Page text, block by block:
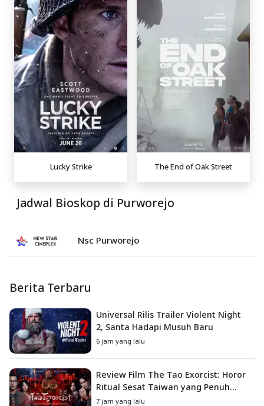
Lucky Strike The End of Oak Street
Jadwal Bioskop di Purworejo
Nsc Purworejo
Berita Terbaru
Universal Rilis Trailer Violent Night
2, Santa Hadapi Musuh Baru
6 jam yang lalu
Review Film The Tao Exorcist: Horor
Ritual Sesat Taiwan yang Penuh
Misteri dan Teror Psikologis
7 jam yang lalu